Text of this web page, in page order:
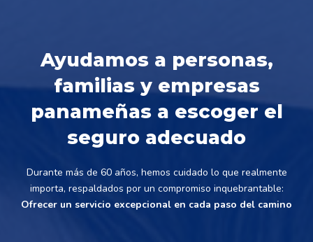
Ayudamos a personas,
familias y empresas
panameñas a escoger el
seguro adecuado
Durante más de 60 años, hemos cuidado lo que realmente
importa, respaldados por un compromiso inquebrantable:
Ofrecer un servicio excepcional en cada paso del camino